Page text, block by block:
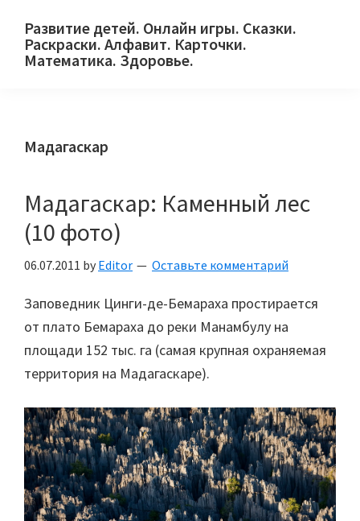
primary
main
primary
Развитие детей. Онлайн игры. Сказки.
Раскраски. Алфавит. Карточки.
Математика. Здоровье.
и
родителей.
Мадагаскар
Мадагаскар: Каменный лес
(10 фото)
06.07.2011 by Editor Оставьте комментарий
Заповедник Цинги-де-Бемараха простирается
от плато Бемараха до реки Манамбулу на
площади 152 тыс. га (самая крупная охраняемая
территория на Мадагаскаре).